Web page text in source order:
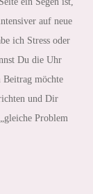
auf neue
ich Stress oder
Du die Uhr
Beitrag möchte
und Dir
Problem